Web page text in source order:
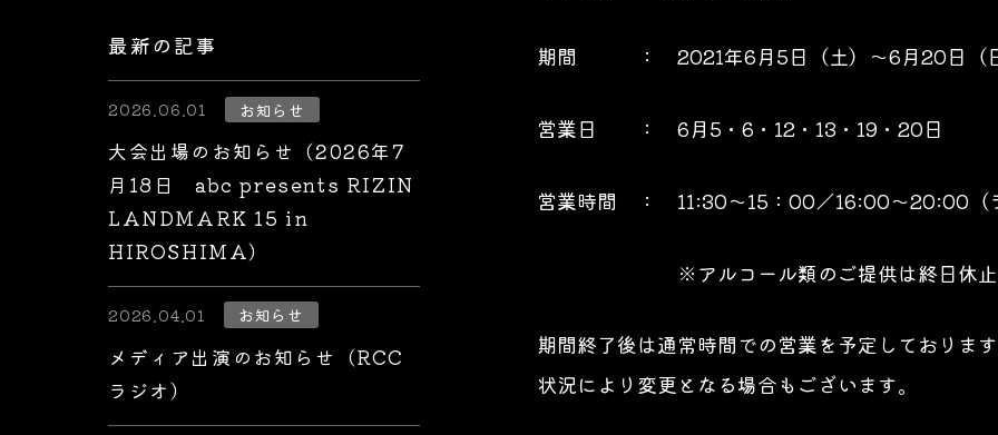
期間 ： 2021年6月5日（土）～6月20日（日
営業日 ： 6月5・6・12・13・19・20日
営業時間 ： 11:30～15：00／16:00～20:00（
※アルコール類のご提供は終日休止さ
期間終了後は通常時間での営業を予定しております
状況により変更となる場合もございます。
最新の記事
2026.06.01 お知らせ
大会出場のお知らせ（2026年7
月18日 abc presents RIZIN
LANDMARK 15 in
HIROSHIMA）
2026.04.01 お知らせ
メディア出演のお知らせ（RCC
ラジオ）